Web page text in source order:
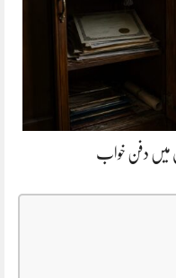
میں دفن خواب